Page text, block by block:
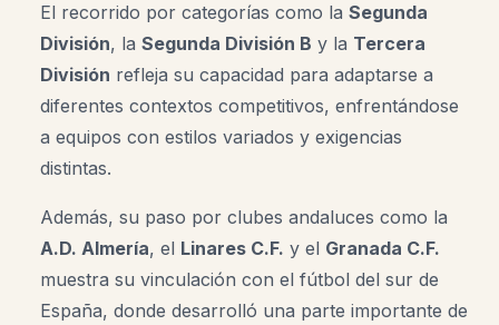
El recorrido por categorías como la Segunda
División, la Segunda División B y la Tercera
División refleja su capacidad para adaptarse a
diferentes contextos competitivos, enfrentándose
a equipos con estilos variados y exigencias
distintas.
Además, su paso por clubes andaluces como la
A.D. Almería, el Linares C.F. y el Granada C.F.
muestra su vinculación con el fútbol del sur de
España, donde desarrolló una parte importante de